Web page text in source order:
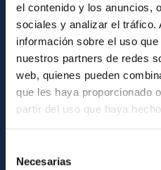
el contenido y los anuncios,
sociales y analizar el tráfico.
información sobre el uso
nuestros partners de redes
web, quienes pueden
que les haya proporcionado
partir del uso que haya
Necesarias
INFORMACIÓN GENERAL
Contacto
Cómo llegar al IAC
Directorio de personal
Biblioteca